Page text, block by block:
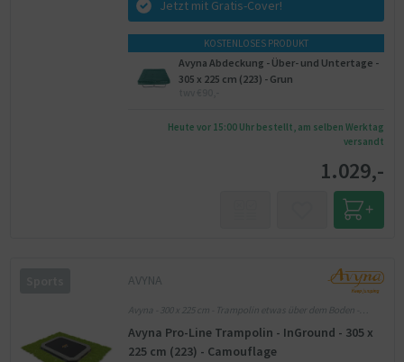
Jetzt mit Gratis-Cover!
KOSTENLOSES PRODUKT
Avyna Abdeckung - Über- und Untertage -
305 x 225 cm (223) - Grun
Heute vor 15:00 Uhr bestellt, am selben Werktag
versandt
1.029,-
AVYNA
Avyna - 300 x 225 cm - Trampolin etwas über dem Boden -
Avyna Pro-Line Trampolin - InGround - 305 x
225 cm (223) - Camouflage